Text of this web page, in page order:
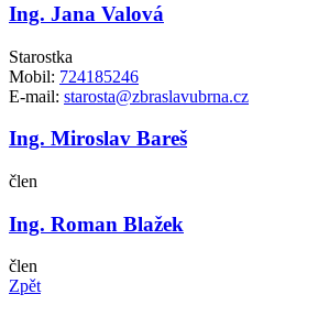
Ing. Jana Valová
Starostka
Mobil: 724185246
E-mail: starosta@zbraslavubrna.cz
Ing. Miroslav Bareš
člen
Ing. Roman Blažek
člen
Zpět